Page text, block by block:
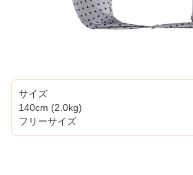
サイズ
140cm (2.0kg)
フリーサイズ